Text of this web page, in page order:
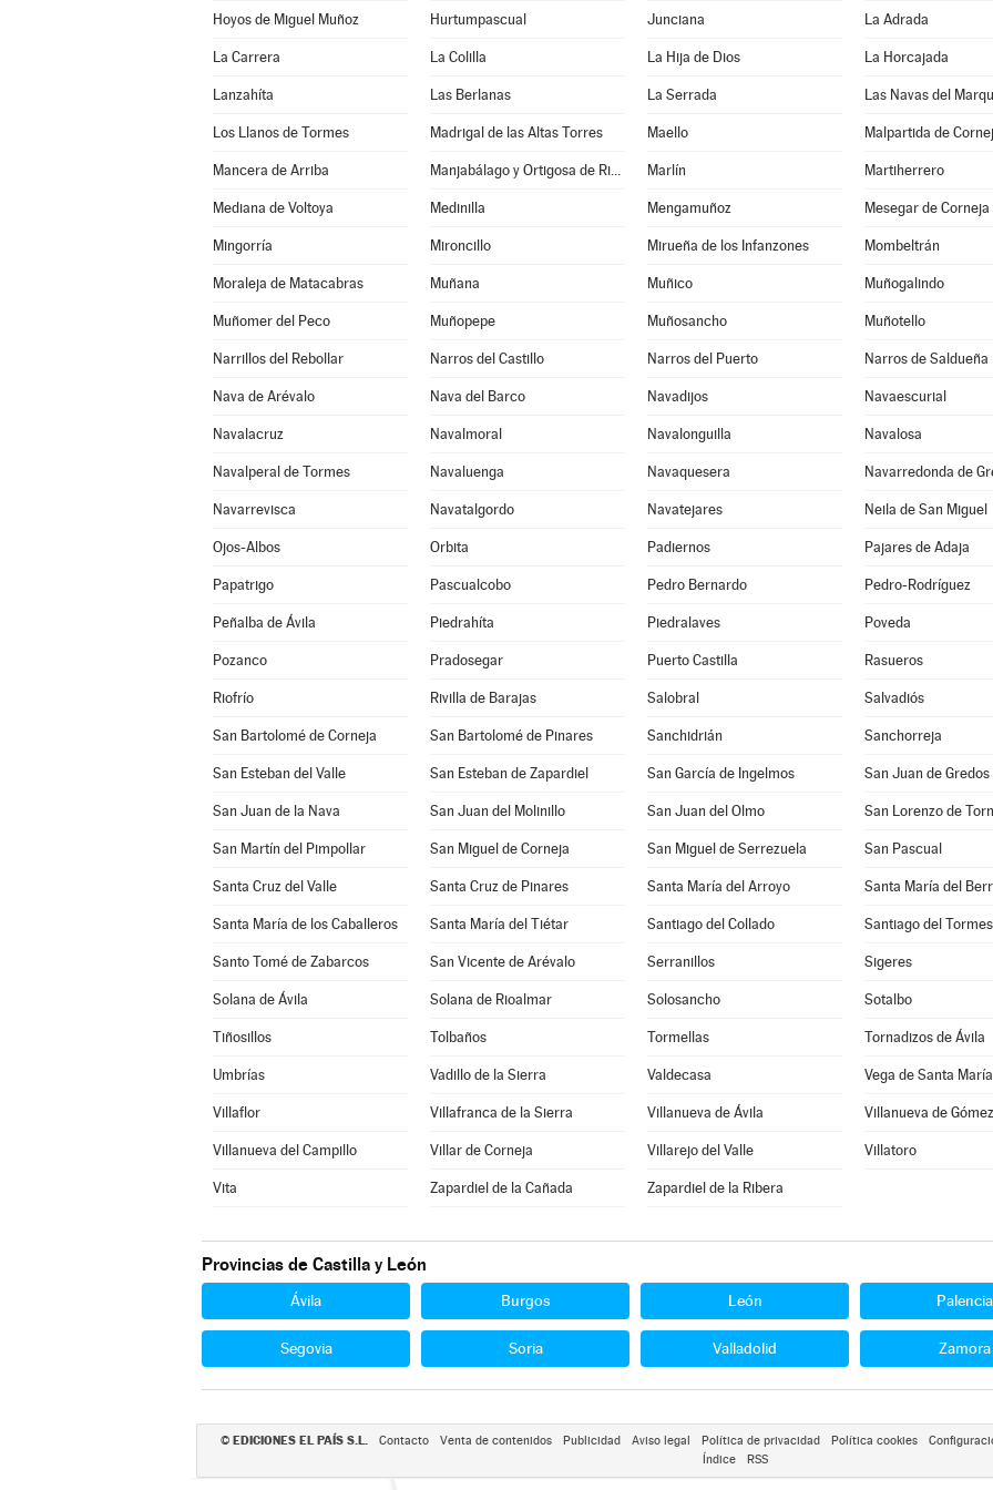
Hoyos de Miguel Muñoz Hurtumpascual Junciana La Adrada
La Carrera La Colilla La Hija de Dios La Horcajada
Lanzahíta Las Berlanas La Serrada Las Navas del
Los Llanos de Tormes Madrigal de las Altas Torres Maello Malpartida de
Mancera de Arriba Manjabálago y Ortigosa de Rioalmar Marlín Martiherrero
Mediana de Voltoya Medinilla Mengamuñoz Mesegar de Corneja
Mingorría Mironcillo Mirueña de los Infanzones Mombeltrán
Moraleja de Matacabras Muñana Muñico Muñogalindo
Muñomer del Peco Muñopepe Muñosancho Muñotello
Narrillos del Rebollar Narros del Castillo Narros del Puerto Narros de Saldueña
Nava de Arévalo Nava del Barco Navadijos Navaescurial
Navalacruz Navalmoral Navalonguilla Navalosa
Navalperal de Tormes Navaluenga Navaquesera Navarredonda de
Navarrevisca Navatalgordo Navatejares Neila de San Miguel
Ojos-Albos Orbita Padiernos Pajares de Adaja
Papatrigo Pascualcobo Pedro Bernardo Pedro-Rodríguez
Peñalba de Ávila Piedrahíta Piedralaves Poveda
Pozanco Pradosegar Puerto Castilla Rasueros
Riofrío Rivilla de Barajas Salobral Salvadiós
San Bartolomé de Corneja San Bartolomé de Pinares Sanchidrián Sanchorreja
San Esteban del Valle San Esteban de Zapardiel San García de Ingelmos San Juan de Gredos
San Juan de la Nava San Juan del Molinillo San Juan del Olmo San Lorenzo de
San Martín del Pimpollar San Miguel de Corneja San Miguel de Serrezuela San Pascual
Santa Cruz del Valle Santa Cruz de Pinares Santa María del Arroyo Santa María del
Santa María de los Caballeros Santa María del Tiétar Santiago del Collado Santiago del Tormes
Santo Tomé de Zabarcos San Vicente de Arévalo Serranillos Sigeres
Solana de Ávila Solana de Rioalmar Solosancho Sotalbo
Tiñosillos Tolbaños Tormellas Tornadizos de Ávila
Umbrías Vadillo de la Sierra Valdecasa Vega de Santa María
Villaflor Villafranca de la Sierra Villanueva de Ávila Villanueva de Gómez
Villanueva del Campillo Villar de Corneja Villarejo del Valle Villatoro
Vita Zapardiel de la Cañada Zapardiel de la Ribera
Provincias de Castilla y León
Ávila Burgos León Palencia
Segovia Soria Valladolid Zamora
© EDICIONES EL PAÍS S.L. Contacto Venta de contenidos Publicidad Aviso legal Política de privacidad Política cookies
Índice
RSS